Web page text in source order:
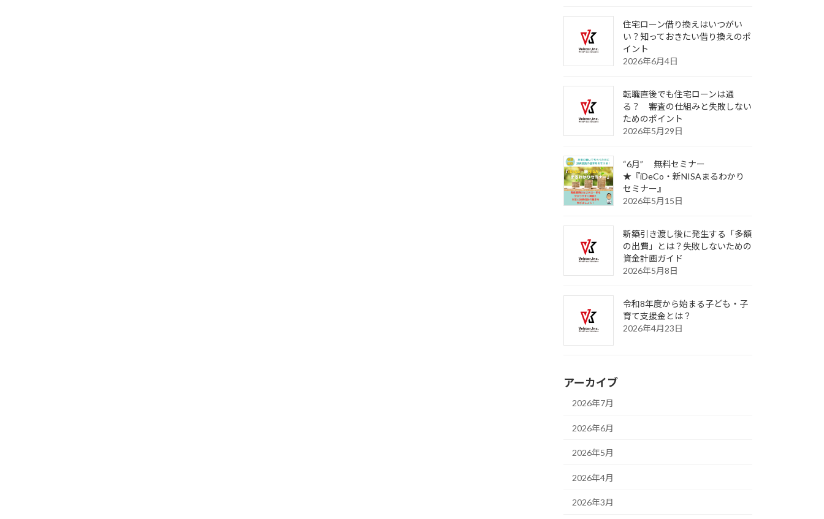
住宅ローン借り換えはいつがい
い？知っておきたい借り換えのポ
イント
2026年6月4日
転職直後でも住宅ローンは通
る？ 審査の仕組みと失敗しない
ためのポイント
2026年5月29日
“6月” 無料セミナー
★『iDeCo・新NISAまるわかり
セミナー』
2026年5月15日
新築引き渡し後に発生する「多額
の出費」とは？失敗しないための
資金計画ガイド
2026年5月8日
令和8年度から始まる子ども・子
育て支援金とは？
2026年4月23日
アーカイブ
2026年7月
2026年6月
2026年5月
2026年4月
2026年3月